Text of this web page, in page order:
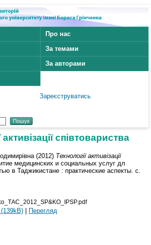
Про нас
За темами
За авторами
Зареєструватись
активізації співтовариства
(2012) Технології активізації
медицинских и социальных услуг дл
в Таджикистане : практические аспекты. с.
| Перегляд